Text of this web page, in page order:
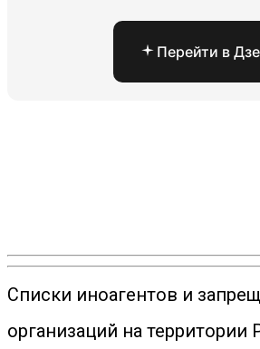
Перейти в
Списки иноагентов и
организаций на территории